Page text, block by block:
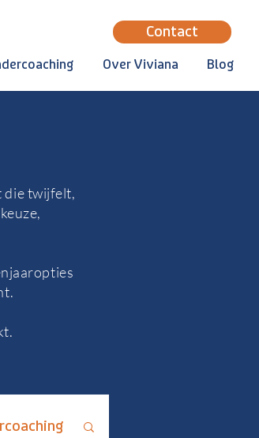
Contact
Over Viviana Blog
die twijfelt,